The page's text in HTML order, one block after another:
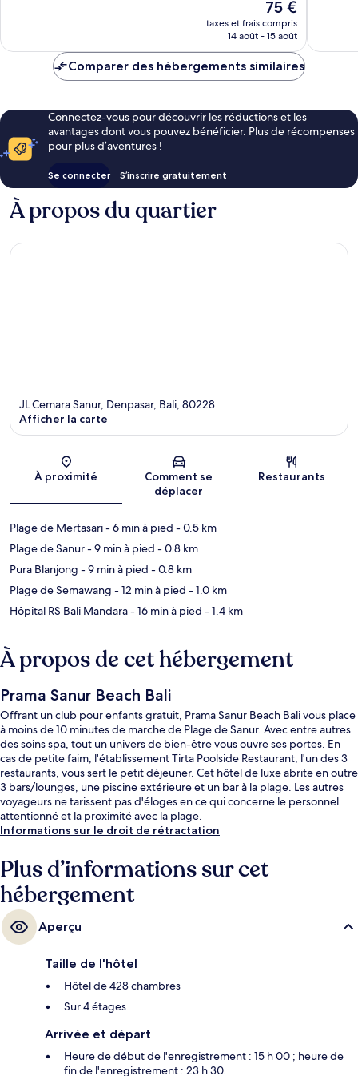
Le
nouveau
prix
de
75 €
taxes et frais compris
14 août - 15 août
Comparer des hébergements similaires
Connectez-vous pour découvrir les réductions et les
avantages dont vous pouvez bénéficier. Plus de récompenses
pour plus d’aventures !
Se connecter S’inscrire gratuitement
À propos du quartier
Carte
JL Cemara Sanur, Denpasar, Bali, 80228
Afficher la carte
À proximité
Comment se
déplacer
Restaurants
Plage de Mertasari- 6 min à pied - 0.5 km
Plage de Sanur- 9 min à pied - 0.8 km
Pura Blanjong - 9 min à pied - 0.8 km
Plage de Semawang - 12 min à pied - 1.0 km
Hôpital RS Bali Mandara- 16 min à pied - 1.4 km
À propos de cet hébergement
Prama Sanur Beach Bali
Offrant un club pour enfants gratuit, Prama Sanur Beach Bali vous place
à moins de 10 minutes de marche de Plage de Sanur. Avec entre autres
des soins spa, tout un univers de bien-être vous ouvre ses portes. En
cas de petite faim, l'établissement Tirta Poolside Restaurant, l'un des 3
restaurants, vous sert le petit déjeuner. Cet hôtel de luxe abrite en outre
3 bars/lounges, une piscine extérieure et un bar à la plage. Les autres
voyageurs ne tarissent pas d'éloges en ce qui concerne le personnel
attentionné et la proximité avec la plage.
Informations sur le droit de rétractation
Plus d’informations sur cet
hébergement
Aperçu
Taille de l'hôtel
Hôtel de 428 chambres
Sur 4 étages
Arrivée et départ
Heure de début de l'enregistrement : 15 h 00 ; heure de
fin de l'enregistrement : 23 h 30.